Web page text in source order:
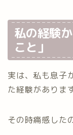
私の経験
こと」
実は、私も息子
た経験があります
その時痛感した